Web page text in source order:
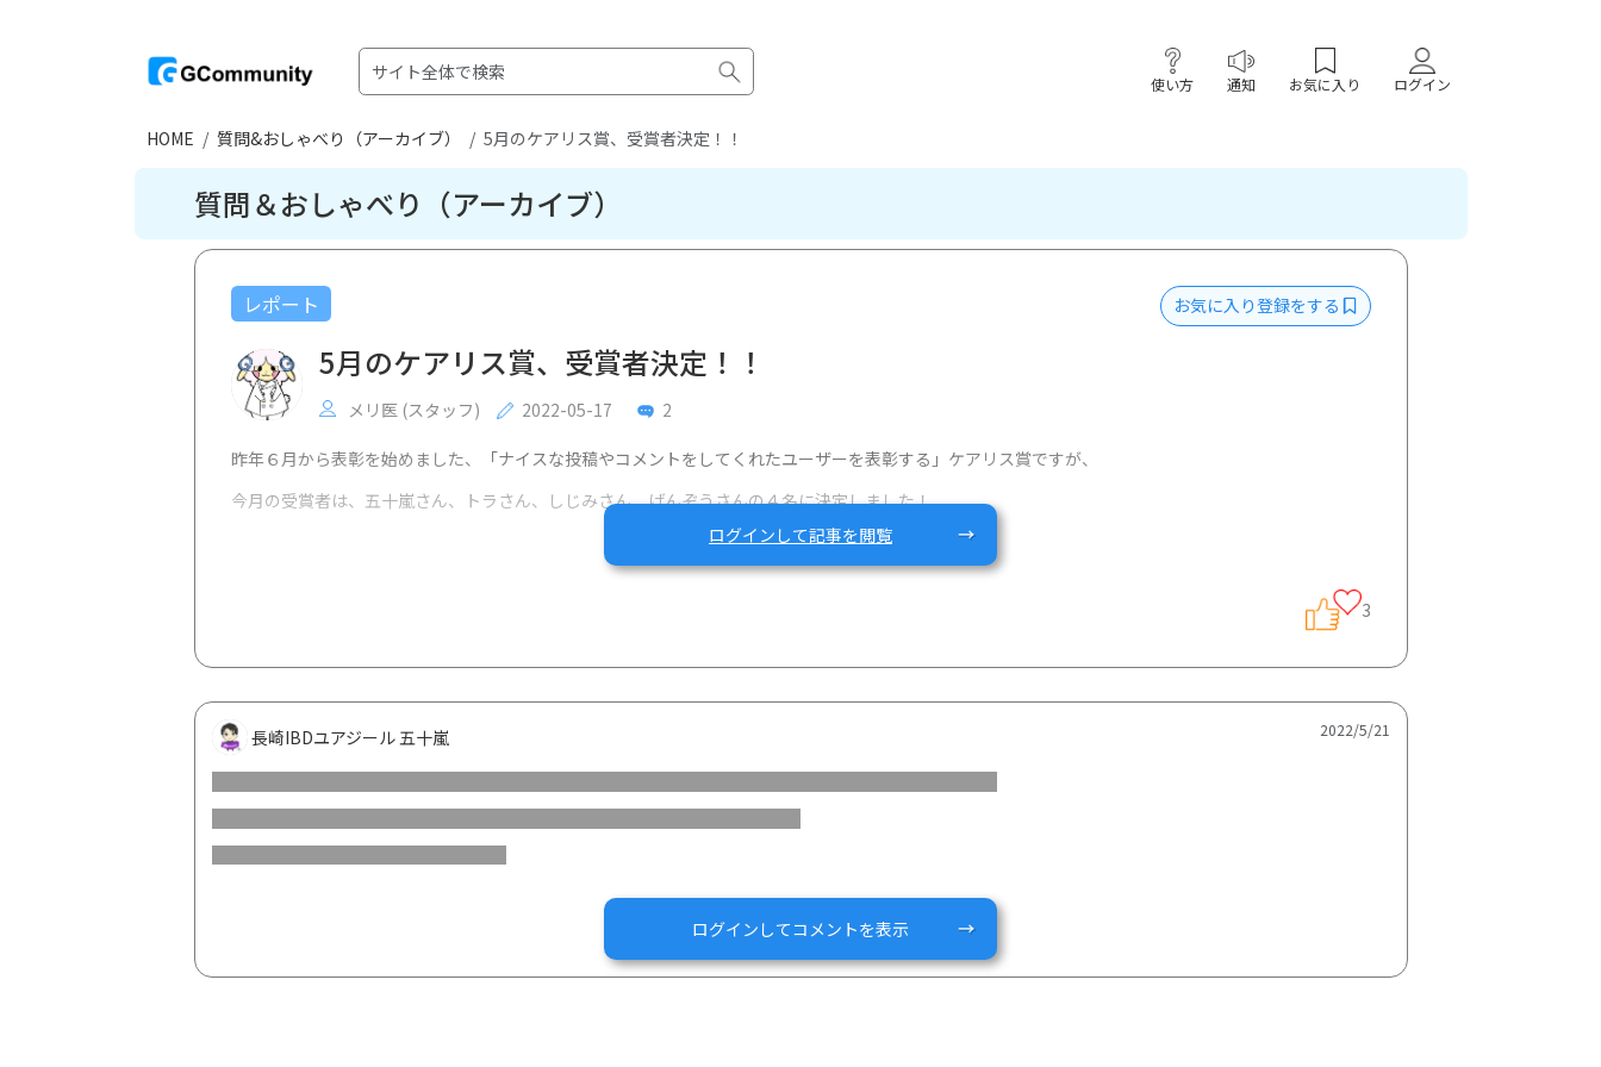
使い方 通知 お気に入り ログイン
HOME 質問&おしゃべり（アーカイブ） 5月のケアリス賞、受賞者決定！！
質問＆おしゃべり（アーカイブ）
レポート お気に入り登録をする
5月のケアリス賞、受賞者決定！！
メリ医 (スタッフ) 2022-05-17 2
昨年６月から表彰を始めました、 「ナイスな投稿やコメントをしてくれたユーザーを表彰する」 ケアリス賞ですが、
今月の受賞者は、五十嵐さん、トラさん、しじみさん、げんぞうさんの４名に決定しました！
また、プレゼントは、ケアリスとメリ医のZoom壁紙になります。
Zoom交流会の時などに使っていただければ幸いです。
ログインして記事を閲覧
3
長崎IBDユアジール 五十嵐 2022/5/21
ログインしてコメントを表示